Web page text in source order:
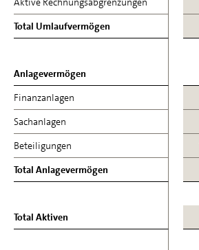
Total Umlaufvermögen
Anlagevermögen
Finanzanlagen
Sachanlagen
Beteiligungen
Total Anlagevermögen
Total Aktiven
Total Umlaufvermögen
Anlagevermögen
Finanzanlagen
Sachanlagen
Beteiligungen
Total Anlagevermögen
Total Aktiven